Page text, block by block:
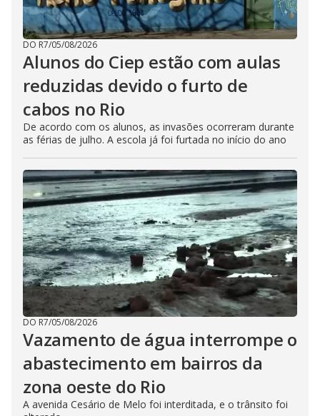
DO R7/05/08/2026
Alunos do Ciep estão com aulas
reduzidas devido o furto de
cabos no Rio
De acordo com os alunos, as invasões ocorreram durante
as férias de julho. A escola já foi furtada no início do ano
DO R7/05/08/2026
Vazamento de água interrompe o
abastecimento em bairros da
zona oeste do Rio
A avenida Cesário de Melo foi interditada, e o trânsito foi